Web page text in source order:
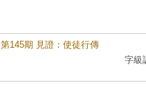
第145期 見證：使徒行傳
字級